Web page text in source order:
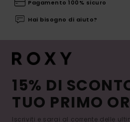
Pagamento 100% sicuro
Hai bisogno di aiuto?
15% DI
TUO PRIMO
Iscriviti e sarai al corrente delle